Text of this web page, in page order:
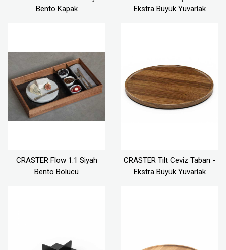
Bento Kapak
Ekstra Büyük Yuvarlak
CRASTER Flow 1.1 Siyah
Bento Bölücü
CRASTER Tilt Ceviz Taban -
Ekstra Büyük Yuvarlak